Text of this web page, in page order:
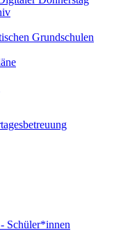
Grundschulen
Schüler*innen